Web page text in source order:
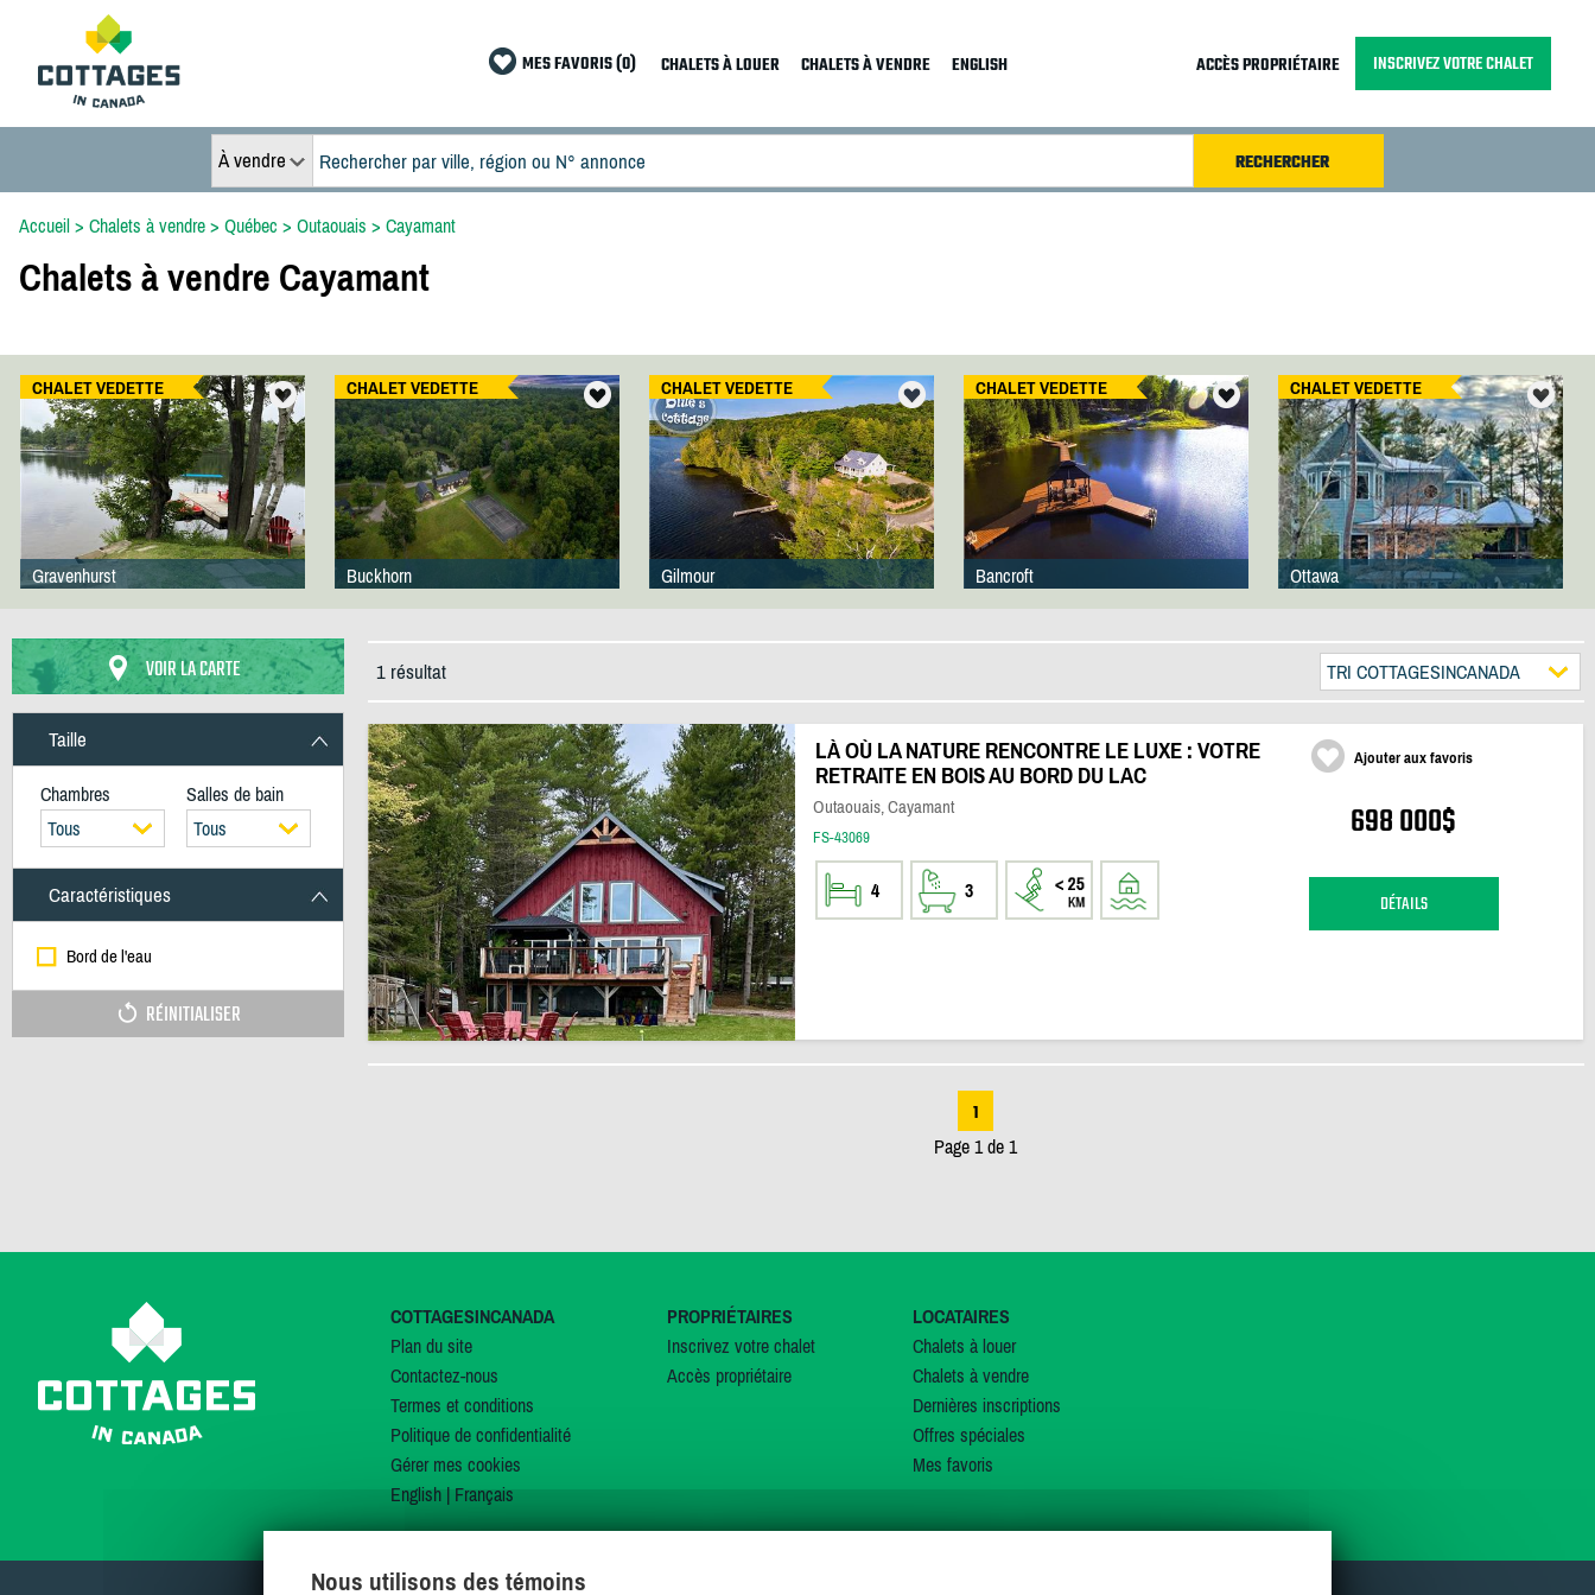
MES FAVORIS (0) CHALETS À LOUER CHALETS À VENDRE ENGLISH ACCÈS PROPRIÉTAIRE INSCRIVEZ VOTRE CHALET
À vendre
Accueil> Chalets à vendre> Québec > Outaouais > Cayamant
Chalets à vendre Cayamant
CHALET VEDETTE
Gravenhurst
CHALET VEDETTE
Buckhorn
CHALET VEDETTE
Gilmour
CHALET VEDETTE
Bancroft
CHALET VEDETTE
Ottawa
VOIR LA CARTE
Taille
Chambres
Salles de bain
Tous
Tous
Caractéristiques
Bord de l'eau
RÉINITIALISER
1 résultat TRI COTTAGESINCANADA
LÀ OÙ LA NATURE RENCONTRE LE LUXE : VOTRE
RETRAITE EN BOIS AU BORD DU LAC
Outaouais, Cayamant
FS-43069
4 3
Ajouter aux favoris
698 000$
DÉTAILS
1
Page 1 de 1
COTTAGESINCANADA
Plan du site
Contactez-nous
Termes et conditions
Politique de confidentialité
Gérer mes cookies
English| Français
PROPRIÉTAIRES
Inscrivez votre chalet
Accès propriétaire
LOCATAIRES
Chalets à louer
Chalets à vendre
Dernières inscriptions
Offres spéciales
Mes favoris
Nous utilisons des témoins